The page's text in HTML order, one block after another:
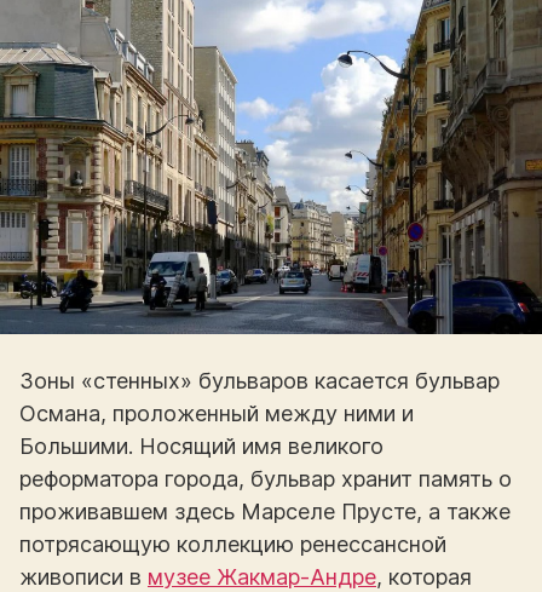
Зоны «стенных» бульваров касается бульвар
Османа, проложенный между ними и
Большими. Носящий имя великого
реформатора города, бульвар хранит память о
проживавшем здесь Марселе Прусте, а также
потрясающую коллекцию ренессансной
живописи в музее Жакмар-Андре, которая